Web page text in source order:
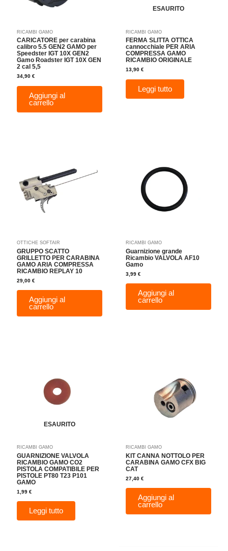
RICAMBI GAMO
CARICATORE per carabina
calibro 5.5 GEN2 GAMO per
Speedster IGT 10X GEN2
Gamo Roadster IGT 10X GEN
2 cal 5,5
34,90€
Aggiungi al
carrello
ESAURITO
RICAMBI GAMO
FERMA SLITTA OTTICA
cannocchiale PER ARIA
COMPRESSA GAMO
RICAMBIO ORIGINALE
13,90€
Leggi tutto
OTTICHE SOFTAIR
GRUPPO SCATTO
GRILLETTO PER CARABINA
GAMO ARIA COMPRESSA
RICAMBIO REPLAY 10
29,00€
Aggiungi al
carrello
RICAMBI GAMO
Guarnizione grande
Ricambio VALVOLA AF10
Gamo
3,99€
Aggiungi al
carrello
ESAURITO
RICAMBI GAMO
GUARNIZIONE VALVOLA
RICAMBIO GAMO CO2
PISTOLA COMPATIBILE PER
PISTOLE PT80 T23 P101
GAMO
1,99€
Leggi tutto
RICAMBI GAMO
KIT CANNA NOTTOLO PER
CARABINA GAMO CFX BIG
CAT
27,40€
Aggiungi al
carrello